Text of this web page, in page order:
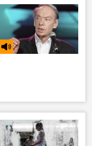
Узбекистан в Шанхайской организации сотрудничества